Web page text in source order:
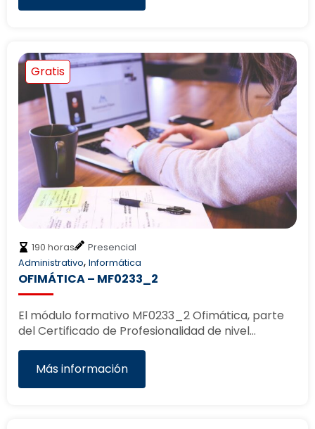
Gratis
190 horas
Presencial
Administrativo, Informática
OFIMÁTICA – MF0233_2
El módulo formativo MF0233_2 Ofimática, parte
del Certificado de Profesionalidad de nivel…
Más información